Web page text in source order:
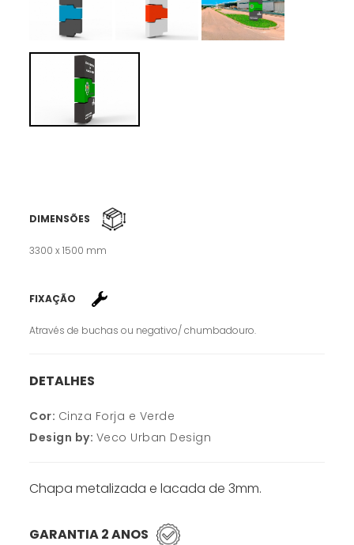
DIMENSÕES
3300 x 1500 mm
FIXAÇÃO
Através de buchas ou negativo/ chumbadouro.
DETALHES
Cor: Cinza Forja e Verde
Design by: Veco Urban Design
Chapa metalizada e lacada de 3mm.
GARANTIA 2 ANOS